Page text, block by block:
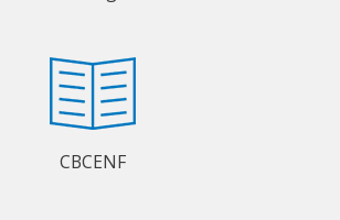
CBCENF